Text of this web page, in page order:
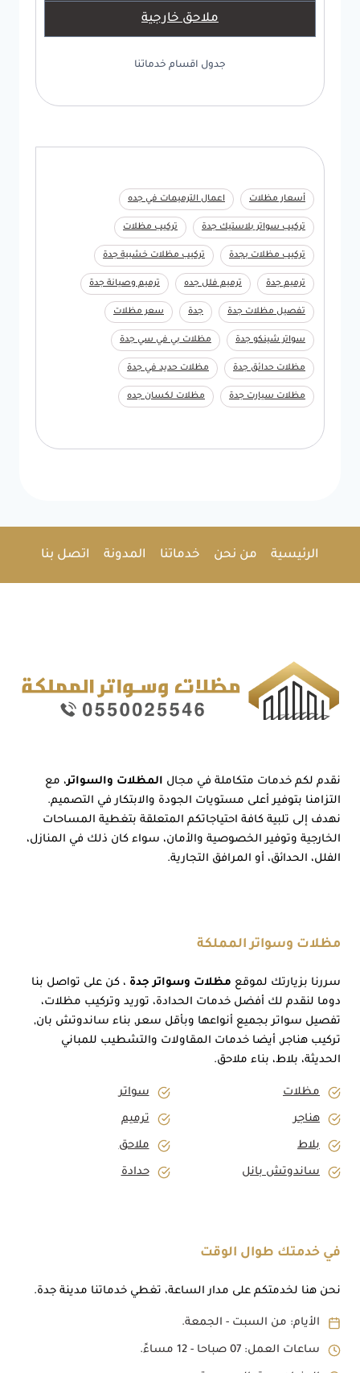
ملاحق خارجية
جدول اقسام خدماتنا
أسعار مظلات اعمال الترميمات في جده
تركيب سواتر بلاستيك جدة تركيب مظلات
تركيب مظلات بجدة تركيب مظلات خشبية جدة
ترميم جدة ترميم فلل جده ترميم وصيانة جدة
تفصيل مظلات جدة جدة سعر مظلات
سواتر شينكو جدة مظلات بي في سي جدة
مظلات حدائق جدة مظلات حديد في جدة
مظلات سيارت جدة مظلات لكسان جده
الرئيسية من نحن خدماتنا المدونة اتصل بنا
نقدم لكم خدمات متكاملة في مجال المظلات والسواتر، مع
التزامنا بتوفير أعلى مستويات الجودة والابتكار في التصميم.
نهدف إلى تلبية كافة احتياجاتكم المتعلقة بتغطية المساحات
الخارجية وتوفير الخصوصية والأمان، سواء كان ذلك في المنازل،
الفلل، الحدائق، أو المرافق التجارية.
مظلات وسواتر المملكة
سررنا بزيارتك لموقع مظلات وسواتر جدة ، كن على تواصل بنا
دوما لنقدم لك أفضل خدمات الحدادة، توريد وتركيب مظلات،
تفصيل سواتر بجميع أنواعها وبأقل سعر, بناء ساندوتش بان,
تركيب هناجر, أيضا خدمات المقاولات والتشطيب للمباني
الحديثة، بلاط، بناء ملاحق.
مظلات سواتر
هناجر ترميم
بلاط ملاحق
ساندوتش بانل حدادة
في خدمتك طوال الوقت
نحن هنا لخدمتكم على مدار الساعة، تغطي خدماتنا مدينة جدة.
الأيام: من السبت - الجمعة.
ساعات العمل: 07 صباحا - 12 مساءً.